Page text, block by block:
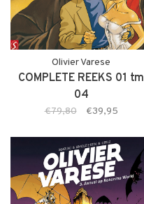
Olivier Varese
COMPLETE REEKS 01 tm
04
€79,80 €39,95